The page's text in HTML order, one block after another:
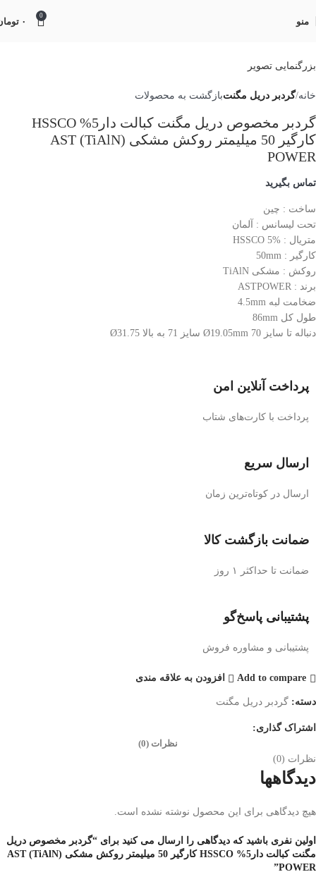
منو
0
۰
بزرگنمایی تصویر
خانه گردبر دریل مگنتبازگشت به محصولات
گردبر مخصوص دریل مگنت کبالت دار5% HSSCO
کارگیر 50 میلیمتر روکش مشکی (TiAlN) AST
POWER
تماس بگیرید
ساخت : چین
تحت لیسانس : آلمان
متریال : HSSCO 5%
کارگیر : 50mm
روکش : مشکی TiAlN
برند : ASTPOWER
ضخامت لبه 4.5mm
طول کل 86mm
دنباله تا سایز 70 Ø19.05mm سایز 71 به بالا Ø31.75
پرداخت آنلاین امن
پرداخت با کارت‌های شتاب
ارسال سریع
ارسال در کوتاه‌ترین زمان
ضمانت بازگشت کالا
ضمانت تا حداکثر ۱ روز
پشتیبانی پاسخ‌گو
پشتیبانی و مشاوره فروش
Add to compare افزودن به علاقه مندی
دسته: گردبر دریل مگنت
اشتراک گذاری:
نظرات (0)
نظرات (0)
دیدگاهها
هیچ دیدگاهی برای این محصول نوشته نشده است.
اولین نفری باشید که دیدگاهی را ارسال می کنید برای “گردبر مخصوص دریل
مگنت کبالت دار5% HSSCO کارگیر 50 میلیمتر روکش مشکی (TiAlN) AST
POWER”